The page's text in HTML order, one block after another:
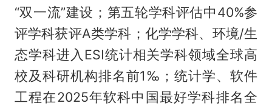
“双一流”建设；第五轮学科评估中40%参
评学科获评A类学科；化学学科、环境/生
态学科进入ESI统计相关学科领域全球高
校及科研机构排名前1‰；统计学、软件
工程在2025年软科中国最好学科排名全